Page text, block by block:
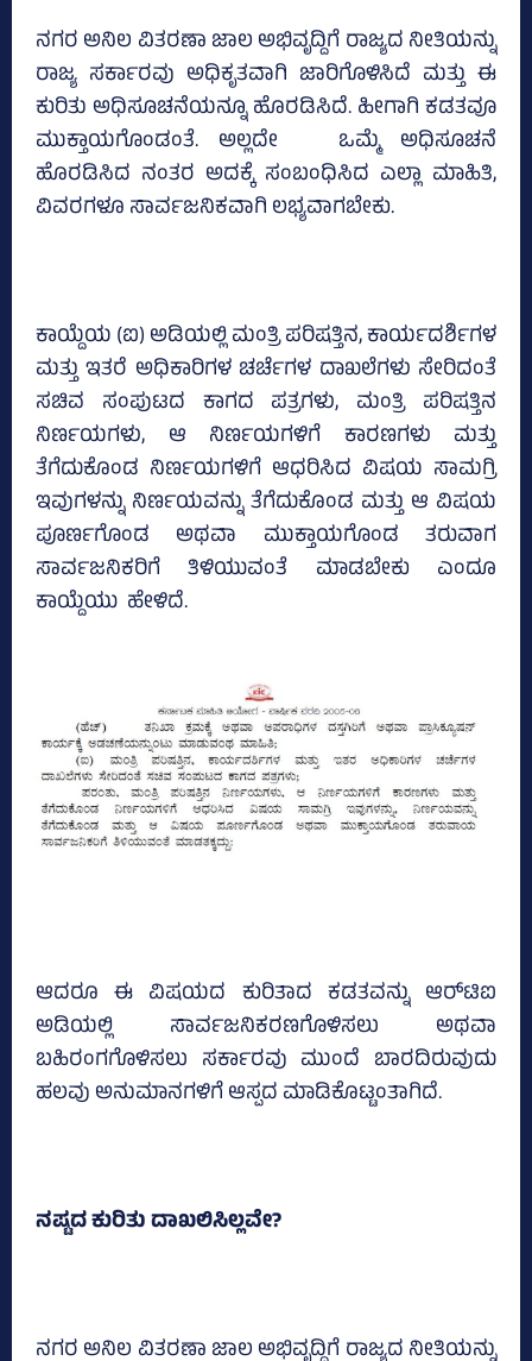
ನಗರ ಅನಿಲ ವಿತರಣಾ ಜಾಲ ಅಭಿವೃದ್ದಿಗೆ ರಾಜ್ಯದ ನೀತಿಯನ್ನು
ರಾಜ್ಯ ಸರ್ಕಾರವು ಅಧಿಕೃತವಾಗಿ ಜಾರಿಗೊಳಿಸಿದೆ ಮತ್ತು ಈ
ಕುರಿತು ಅಧಿಸೂಚನೆಯನ್ನೂ ಹೊರಡಿಸಿದೆ. ಹೀಗಾಗಿ ಕಡತವೂ
ಮುಕ್ತಾಯಗೊಂಡಂತೆ. ಅಲ್ಲದೇ ಒಮ್ಮೆ ಅಧಿಸೂಚನೆ
ಹೊರಡಿಸಿದ ನಂತರ ಅದಕ್ಕೆ ಸಂಬಂಧಿಸಿದ ಎಲ್ಲಾ ಮಾಹಿತಿ,
ವಿವರಗಳೂ ಸಾರ್ವಜನಿಕವಾಗಿ ಲಭ್ಯವಾಗಬೇಕು.
ಕಾಯ್ದೆಯ (ಐ) ಅಡಿಯಲ್ಲಿ ಮಂತ್ರಿ ಪರಿಷತ್ತಿನ, ಕಾರ್ಯದರ್ಶಿಗಳ
ಮತ್ತು ಇತರೆ ಅಧಿಕಾರಿಗಳ ಚರ್ಚೆಗಳ ದಾಖಲೆಗಳು ಸೇರಿದಂತೆ
ಸಚಿವ ಸಂಪುಟದ ಕಾಗದ ಪತ್ರಗಳು, ಮಂತ್ರಿ ಪರಿಷತ್ತಿನ
ನಿರ್ಣಯಗಳು, ಆ ನಿರ್ಣಯಗಳಿಗೆ ಕಾರಣಗಳು ಮತ್ತು
ತೆಗೆದುಕೊಂಡ ನಿರ್ಣಯಗಳಿಗೆ ಆಧರಿಸಿದ ವಿಷಯ ಸಾಮಗ್ರಿ
ಇವುಗಳನ್ನು ನಿರ್ಣಯವನ್ನು ತೆಗೆದುಕೊಂಡ ಮತ್ತು ಆ ವಿಷಯ
ಪೂರ್ಣಗೊಂಡ ಅಥವಾ ಮುಕ್ತಾಯಗೊಂಡ ತರುವಾಗ
ಸಾರ್ವಜನಿಕರಿಗೆ ತಿಳಿಯುವಂತೆ ಮಾಡಬೇಕು ಎಂದೂ
ಕಾಯ್ದೆಯು ಹೇಳಿದೆ.
ಆದರೂ ಈ ವಿಷಯದ ಕುರಿತಾದ ಕಡತವನ್ನು ಆರ್‌ಟಿಐ
ಅಡಿಯಲ್ಲಿ ಸಾರ್ವಜನಿಕರಣಗೊಳಿಸಲು ಅಥವಾ
ಬಹಿರಂಗಗೊಳಿಸಲು ಸರ್ಕಾರವು ಮುಂದೆ ಬಾರದಿರುವುದು
ಹಲವು ಅನುಮಾನಗಳಿಗೆ ಆಸ್ಪದ ಮಾಡಿಕೊಟ್ಟಂತಾಗಿದೆ.
ನಷ್ಟದ ಕುರಿತು ದಾಖಲಿಸಿಲ್ಲವೇ?
ನಗರ ಅನಿಲ ವಿತರಣಾ ಜಾಲ ಅಭಿವೃದ್ದಿಗೆ ರಾಜ್ಯದ ನೀತಿಯನ್ನು